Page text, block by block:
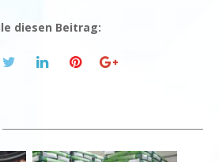
diesen Beitrag: